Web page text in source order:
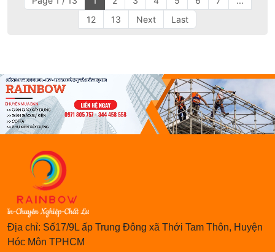
1 2 3 4 5
Địa chỉ: Số17/9L ấp Trung Đông xã Thới Tam Thôn, Huyện